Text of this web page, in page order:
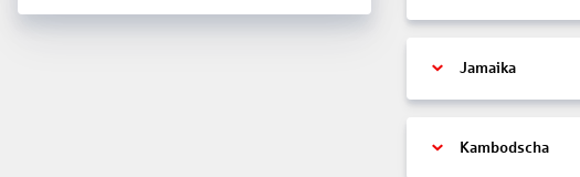
Jamaika
Kambodscha